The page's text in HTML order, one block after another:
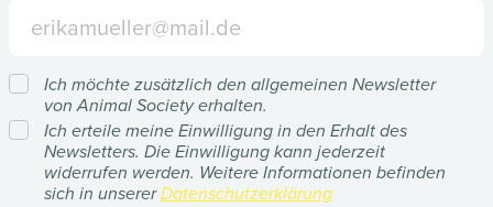
Ich möchte zusätzlich den allgemeinen Newsletter
von Animal Society erhalten.
Ich erteile meine Einwilligung in den Erhalt des
Newsletters. Die Einwilligung kann jederzeit
widerrufen werden. Weitere Informationen befinden
sich in unsererDatenschutzerklärung